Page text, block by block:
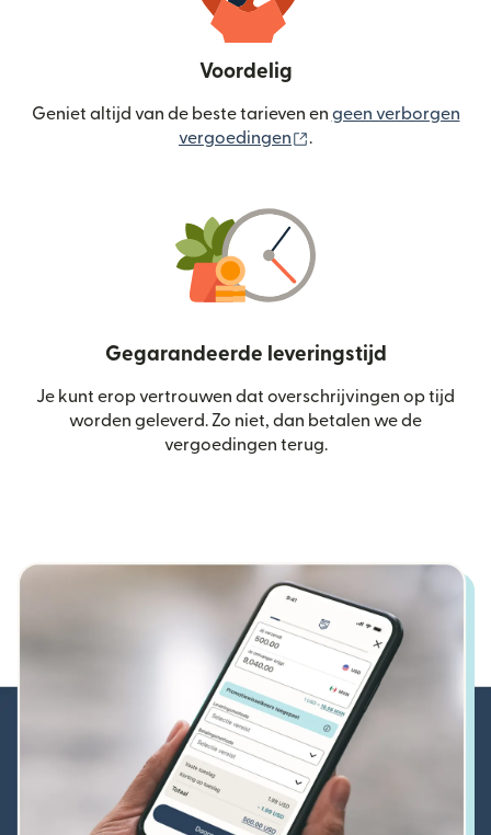
Voordelig
Geniet altijd van de beste tarieven en geen verborgen
vergoedingen
.
Gegarandeerde leveringstijd
Je kunt erop vertrouwen dat overschrijvingen op tijd
worden geleverd. Zo niet, dan betalen we de
vergoedingen terug.